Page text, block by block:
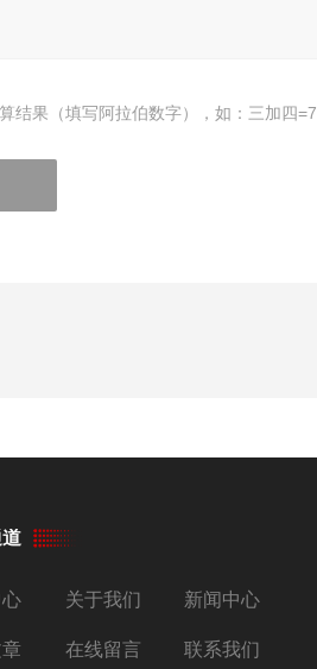
结果（填写阿拉伯数字），如：三加四=7
关于我们 新闻中心
在线留言 联系我们